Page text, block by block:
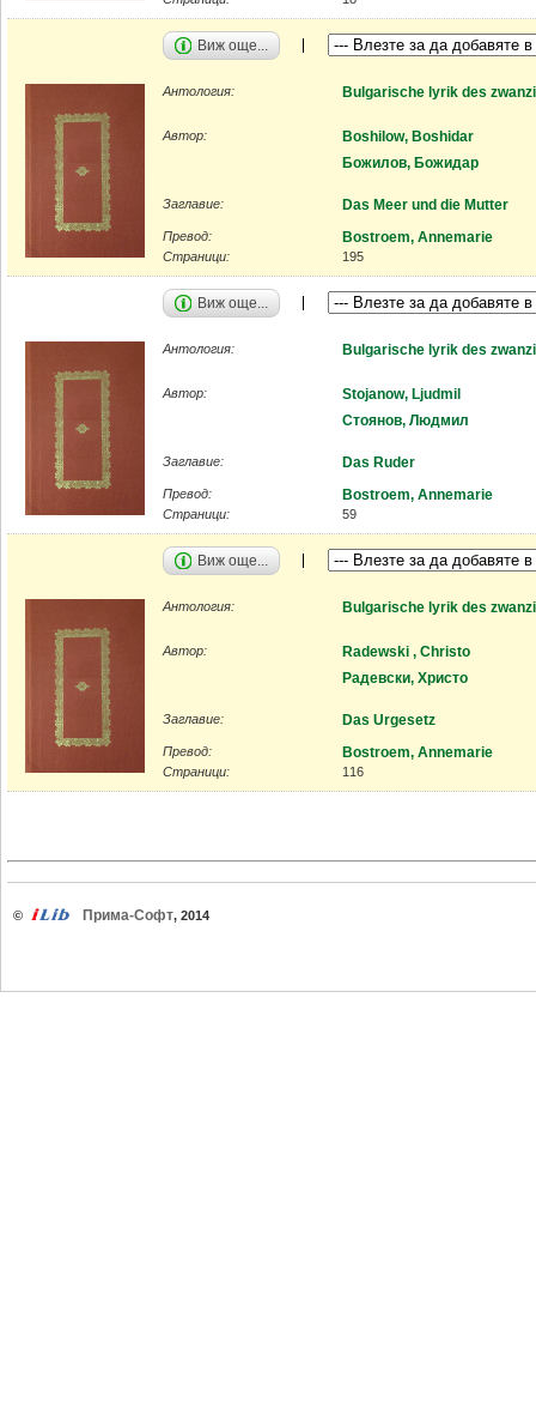
Виж още...
Антология: Bulgarische lyrik des
Автор:
Boshilow, Boshidar
Божилов, Божидар
Заглавие: Das Meer und die Mutter
Превод: Bostroem, Annemarie
Страници: 195
Виж още...
Антология: Bulgarische lyrik des
Автор:
Stojanow, Ljudmil
Стоянов, Людмил
Заглавие: Das Ruder
Превод: Bostroem, Annemarie
Страници: 59
Виж още...
Антология: Bulgarische lyrik des
Автор:
Radewski , Christo
Радевски, Христо
Заглавие: Das Urgesetz
Превод: Bostroem, Annemarie
Страници: 116
© Прима-Софт, 2014